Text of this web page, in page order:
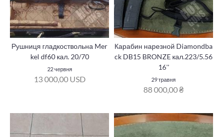
Рушниця гладкоствольна Mer
kel df60 кал. 20/70
22 червня
13 000,00 USD
Карабин нарезной Diamondba
ck DB15 BRONZE кал.223/5.56
16''
29 травня
88 000,00 ₴